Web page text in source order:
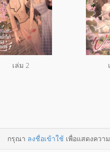
เล่ม 2
กรุณา ลงชื่อเข้าใช้เพื่อแสดงควา